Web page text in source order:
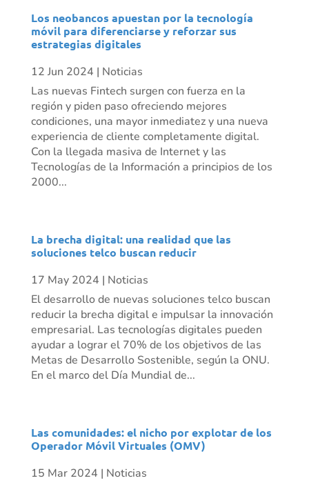
Los neobancos apuestan por la tecnología
móvil para diferenciarse y reforzar sus
estrategias digitales
12 Jun 2024 | Noticias
Las nuevas Fintech surgen con fuerza en la
región y piden paso ofreciendo mejores
condiciones, una mayor inmediatez y una nueva
experiencia de cliente completamente digital.
Con la llegada masiva de Internet y las
Tecnologías de la Información a principios de los
2000...
La brecha digital: una realidad que las
soluciones telco buscan reducir
17 May 2024 | Noticias
El desarrollo de nuevas soluciones telco buscan
reducir la brecha digital e impulsar la innovación
empresarial. Las tecnologías digitales pueden
ayudar a lograr el 70% de los objetivos de las
Metas de Desarrollo Sostenible, según la ONU.
En el marco del Día Mundial de...
Las comunidades: el nicho por explotar de los
Operador Móvil Virtuales (OMV)
15 Mar 2024 | Noticias